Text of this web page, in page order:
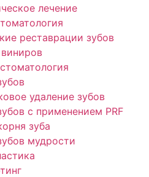
лечение
реставрации зубов
удаление зубов
с применением PRF
зуба
мудрости